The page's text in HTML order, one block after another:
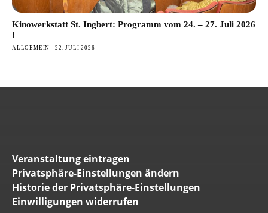
Kinowerkstatt St. Ingbert: Programm vom 24. – 27. Juli 2026
!
ALLGEMEIN 22. JULI 2026
Veranstaltung eintragen
Privatsphäre-Einstellungen ändern
Historie der Privatsphäre-Einstellungen
Einwilligungen widerrufen